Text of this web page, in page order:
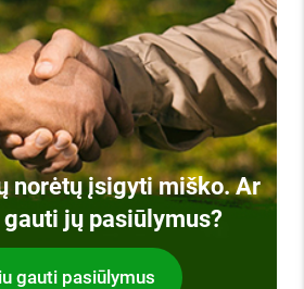
norėtų įsigyti miško. Ar
jų pasiūlymus?
gauti pasiūlymus